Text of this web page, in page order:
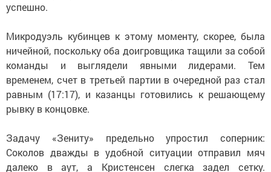
успешно.
Микродуэль кубинцев к этому моменту, скорее, была
ничейной, поскольку оба доигровщика тащили за собой
команды и выглядели явными лидерами. Тем
временем, счет в третьей партии в очередной раз стал
равным (17:17), и казанцы готовились к решающему
рывку в концовке.
Задачу «Зениту» предельно упростил соперник:
Соколов дважды в удобной ситуации отправил мяч
далеко в аут, а Кристенсен слегка задел сетку.